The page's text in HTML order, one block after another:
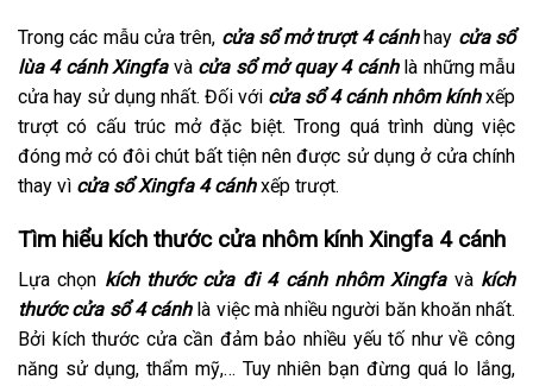
Trong các mẫu cửa trên, cửa sổ mở trượt 4 cánh hay cửa sổ
lùa 4 cánh Xingfavà cửa sổ mở quay 4 cánh là những mẫu
cửa hay sử dụng nhất. Đối với cửa sổ 4 cánh nhôm kínhxếp
trượt có cấu trúc mở đặc biệt. Trong quá trình dùng việc
đóng mở có đôi chút bất tiện nên được sử dụng ở cửa chính
thay vì cửa sổ Xingfa 4 cánhxếp trượt.
Tìm hiểu kích thước cửa nhôm kính Xingfa 4 cánh
Lựa chọn kích thước cửa đi 4 cánh nhôm Xingfavà kích
thước cửa sổ 4 cánhlà việc mà nhiều người băn khoăn nhất.
Bởi kích thước cửa cần đảm bảo nhiều yếu tố như về công
năng sử dụng, thẩm mỹ,… Tuy nhiên bạn đừng quá lo lắng,